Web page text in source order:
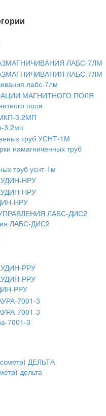
лабс-7лм
поля
3.2мп
труб уснт-1м
НРУ
ЛАБС-ДИС2
РРУ
7001-3
дельта